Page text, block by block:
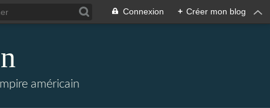
Connexion + Créer mon blog
américain